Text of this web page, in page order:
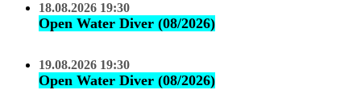
18.08.2026 19:30
Open Water Diver (08/2026)
19.08.2026 19:30
Open Water Diver (08/2026)